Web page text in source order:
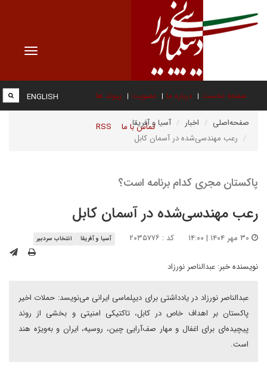
Toggle
صفحه نخست درباره ما عضویت پیوند ها
تماس با ما RSS
ENGLISH
صفحه‌اصلی اخبار
آسیا و آفریقا
رعب مهندسی‌شده در آسمان کابل
پاکستان مجری کدام برنامه است؟
رعب مهندسی‌شده در آسمان کابل
کد : ۲۰۳۵۷۷۶ آسیا و آفریقا انتخاب سردبیر
نویسنده خبر: عبدالناصر نورزاد
عبدالناصر نورزاد در یادداشتی برای دیپلماسی ایرانی می‌نویسد: حملات اخیر
پاکستان بر اهداف خاص در کابل، تاکتیکی امنیتی و بخشی از روند
پیچیده‌ای برای اغفال و مهار صف‌آرایی چین، روسیه، ایران و به‌ویژه هند
است.